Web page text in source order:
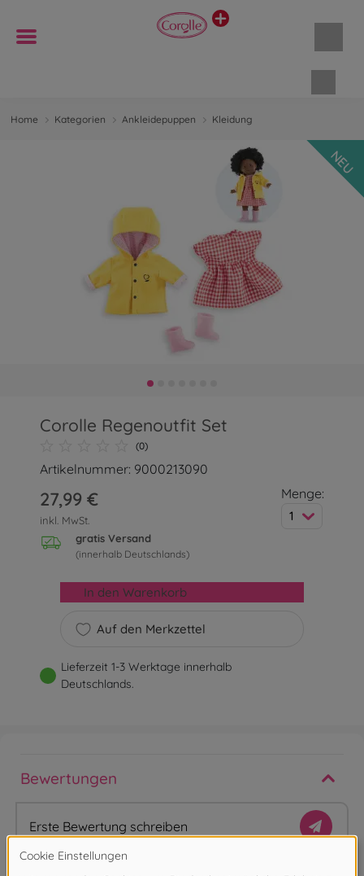
Home Kategorien Ankleidepuppen Kleidung
NEU
Corolle Regenoutfit Set
(0)
Artikelnummer: 9000213090
27,99 €
inkl. MwSt.
gratis Versand
(innerhalb Deutschlands)
Menge:
1
Auf den Merkzettel
In den Warenkorb
Lieferzeit 1-3 Werktage innerhalb
Deutschlands.
Bewertungen
Erste Bewertung schreiben